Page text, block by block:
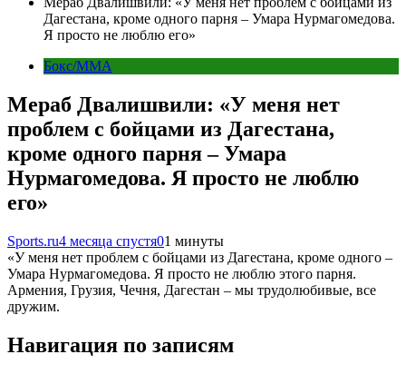
Дагестана, кроме одного парня – Умара Нурмагомедова.
Я просто не люблю его»
Бокс/MMA
Мераб Двалишвили: «У меня нет
проблем с бойцами из Дагестана,
кроме одного парня – Умара
Нурмагомедова. Я просто не люблю
его»
Sports.ru4 месяца спустя01 минуты
«У меня нет проблем с бойцами из Дагестана, кроме одного –
Умара Нурмагомедова. Я просто не люблю этого парня.
Армения, Грузия, Чечня, Дагестан – мы трудолюбивые, все
дружим.
Навигация по записям